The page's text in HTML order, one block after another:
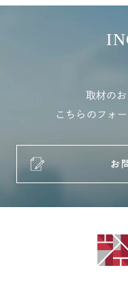
取材の
こちらのフォ
お